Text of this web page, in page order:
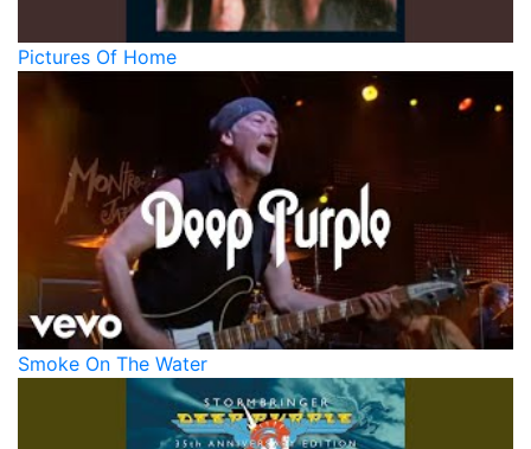
Pictures Of Home
Smoke On The Water